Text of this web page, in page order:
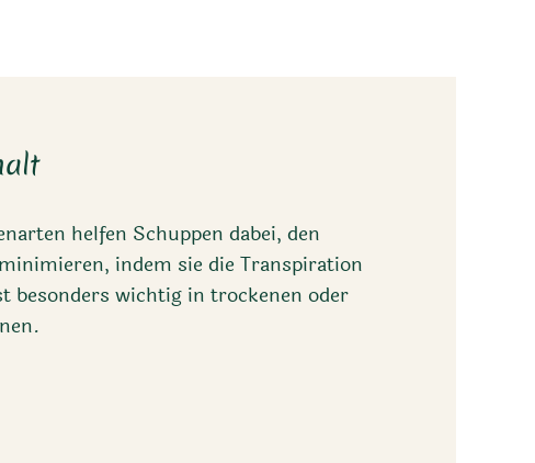
helfen Schuppen dabei, den
indem sie die Transpiration
besonders wichtig in trockenen oder